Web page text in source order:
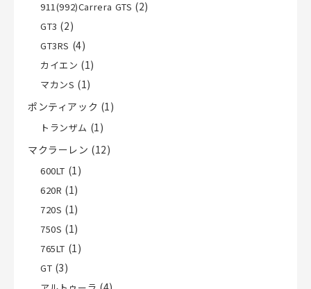
911(992)Carrera GTS (2)
GT3 (2)
GT3RS (4)
カイエン (1)
マカンS (1)
ポンティアック (1)
トランザム (1)
マクラーレン (12)
600LT (1)
620R (1)
720S (1)
750S (1)
765LT (1)
GT (3)